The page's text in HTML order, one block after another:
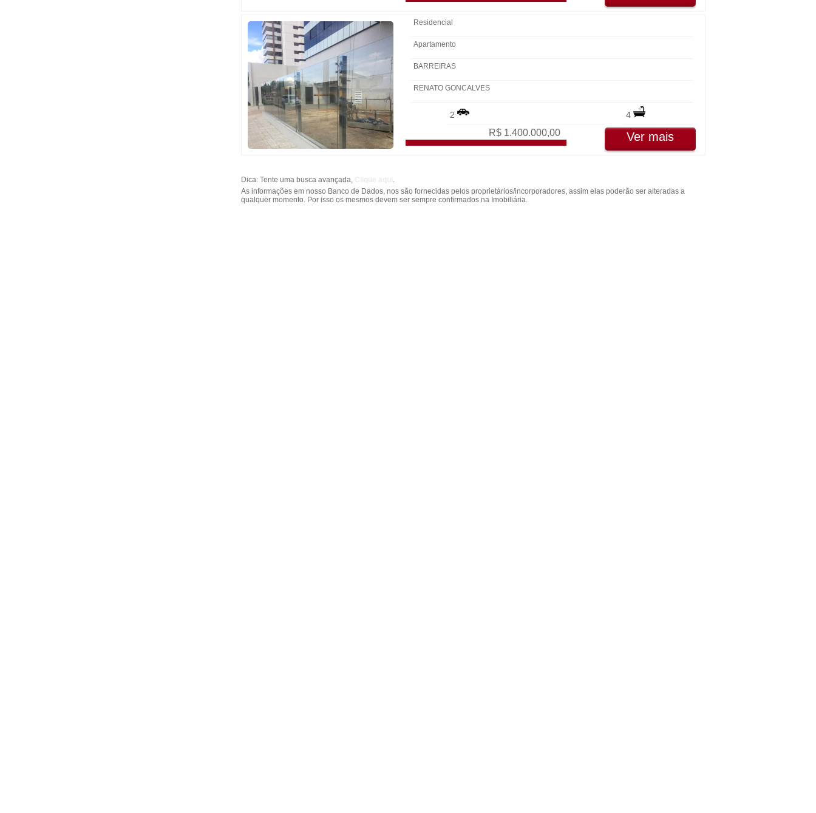
Residencial
Apartamento
BARREIRAS
RENATO GONCALVES
4
2
R$ 1.400.000,00 Ver mais
Dica: Tente uma busca avançada,
.
As informações em nosso Banco de Dados, nos são fornecidas pelos proprietários/incorporadores, assim elas poderão ser alteradas a
qualquer momento. Por isso os mesmos devem ser sempre confirmados na Imobiliária.